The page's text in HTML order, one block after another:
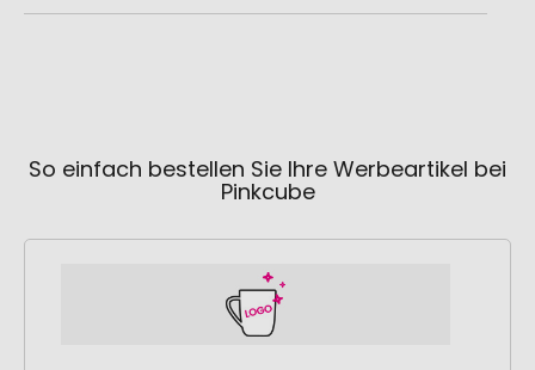
So einfach bestellen Sie Ihre Werbeartikel bei
Pinkcube